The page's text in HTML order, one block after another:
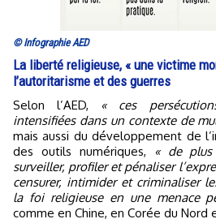
© Infographie AED
La liberté religieuse, « une victime
l’autoritarisme et des guerres
Selon l’AED, « ces
intensifiées dans un contexte de
mais aussi du développement de
des outils numériques,
« de
surveiller, profiler et pénaliser
censurer, intimider et criminaliser
la foi religieuse en une menace
comme en Chine, en Corée du Nord